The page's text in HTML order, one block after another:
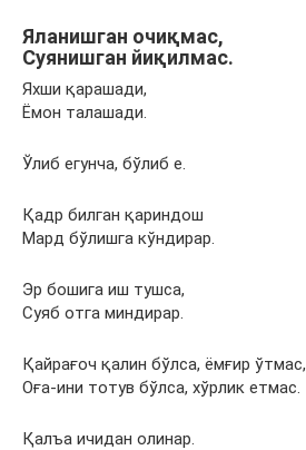
Яланишган очиқмас,
Суянишган йиқилмас.
Яхши қарашади,
Ёмон талашади.
Ўлиб егунча, бўлиб е.
Қадр билган қариндош
Мард бўлишга кўндирар.
Эр бошига иш тушса,
Суяб отга миндирар.
Қайрағоч қалин бўлса, ёмғир ўтмас,
Оға-ини тотув бўлса, хўрлик етмас.
Қалъа ичидан олинар.